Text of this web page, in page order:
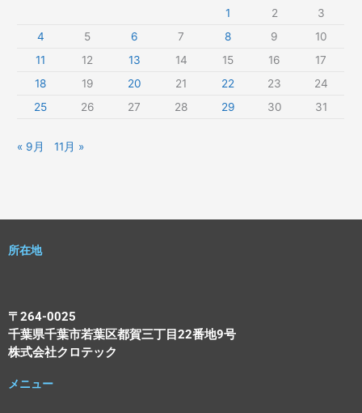
1 2
3
4
5 6 7 8 9
10
11
12 13 14 15 16
17
18
19 20 21 22 23
24
25
26 27 28 29 30 31
« 9月 11月 »
所在地
〒264-0025
千葉県千葉市若葉区都賀三丁目22番地9号
株式会社クロテック
メニュー